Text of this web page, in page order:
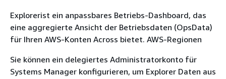
Explorerist ein anpassbares Betriebs-Dashboard, das
eine aggregierte Ansicht der Betriebsdaten (OpsData)
für Ihren AWS-Konten Across bietet. AWS-Regionen
Sie können ein delegiertes Administratorkonto für
Systems Manager konfigurieren, um Explorer Daten aus